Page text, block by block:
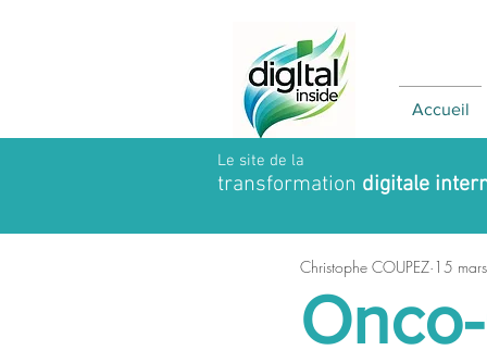
Accueil
Le site de la
transformation digitale
Christophe COUPEZ 15 mars